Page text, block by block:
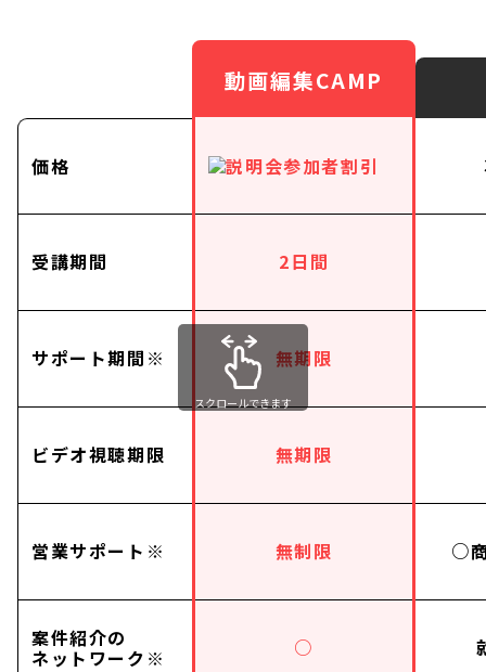
価格
受講期間
サポート期間※
ビデオ視聴期限
営業サポート※
案件紹介の
ネットワーク※
動画編集CAMP
2日間
無期限
無期限
無制限
○
○
スクロールできます